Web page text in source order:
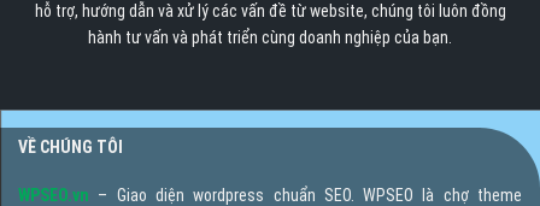
hỗ trợ, hướng dẫn và xử lý các vấn đề từ website, chúng tôi luôn đồng
hành tư vấn và phát triển cùng doanh nghiệp của bạn.
VỀ CHÚNG TÔI
WPSEO.vn – Giao diện wordpress chuẩn SEO. WPSEO là chợ theme